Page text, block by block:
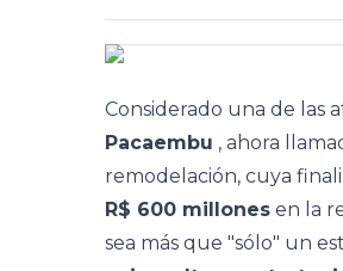
Considerado una de las
Pacaembu , ahora
remodelación, cuya
R$ 600 millones en la
sea más que "sólo" un